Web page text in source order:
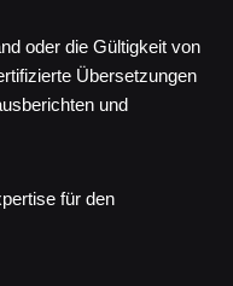
oder die Gültigkeit von
Übersetzungen
und
für den